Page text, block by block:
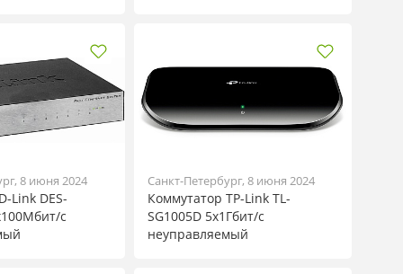
8 июня 2024
Link DES-
с
Санкт-Петербург, 8 июня 2024
Коммутатор TP-Link TL-
SG1005D 5x1Гбит/с
неуправляемый